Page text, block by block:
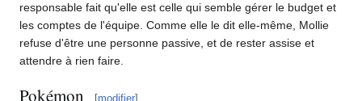
responsable fait qu'elle est celle qui semble gérer le budget et
les comptes de l'équipe. Comme elle le dit elle-même, Mollie
refuse d'être une personne passive, et de rester assise et
attendre à rien faire.
Pokémon [modifier]